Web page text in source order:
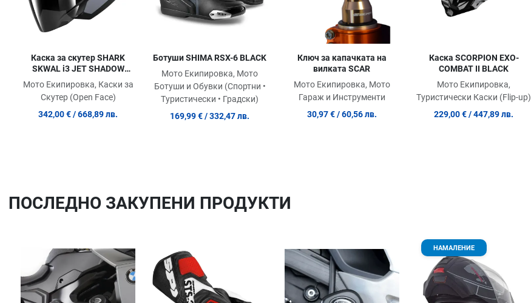
Каска за скутер SHARK
SKWAL i3 JET SHADOW
Мото Екипировка, Каски за
Скутер (Open Face)
342,00 €/ 668,89 лв.
Ботуши SHIMA RSX-6 BLACK
Мото Екипировка, Мото
Ботуши и Обувки (Спортни •
Туристически • Градски)
169,99 € / 332,47 лв.
Ключ за капачката на
вилката SCAR
Мото Екипировка, Мото
Гараж и Инструменти
30,97 €/ 60,56 лв.
Каска SCORPION EXO-
COMBAT II BLACK
Мото Екипировка,
Туристически Каски (Flip-up)
229,00 €/ 447,89 лв.
ПОСЛЕДНO ЗАКУПЕНИ ПРОДУКТИ
Сравни продукт
Quick View
Сравни продукт
Quick View
Добави в любими
Сравни продукт
Quick View
НАМАЛЕНИЕ